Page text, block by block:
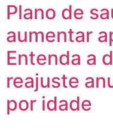
Plano de
aumentar
Entenda a
reajuste
por idade